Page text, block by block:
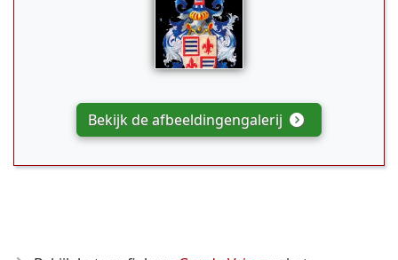
Bekijk de afbeeldingengalerij